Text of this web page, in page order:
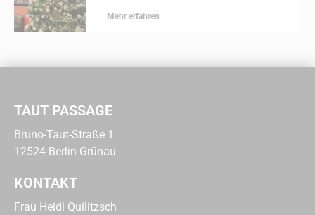
Mehr erfahren
TAUT PASSAGE
Bruno-Taut-Straße 1
12524 Berlin Grünau
KONTAKT
Frau Heidi Quilitzsch